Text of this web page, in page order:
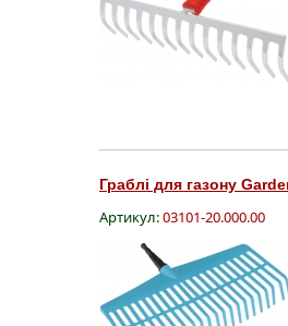
Граблі для газону
Артикул:03101-20.000.00